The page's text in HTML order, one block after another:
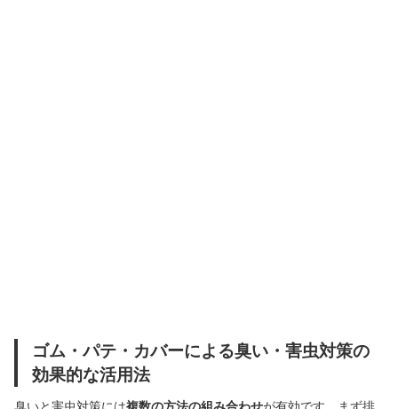
ゴム・パテ・カバーによる臭い・害虫対策の
効果的な活用法
臭いと害虫対策には複数の方法の組み合わせが有効です。まず排